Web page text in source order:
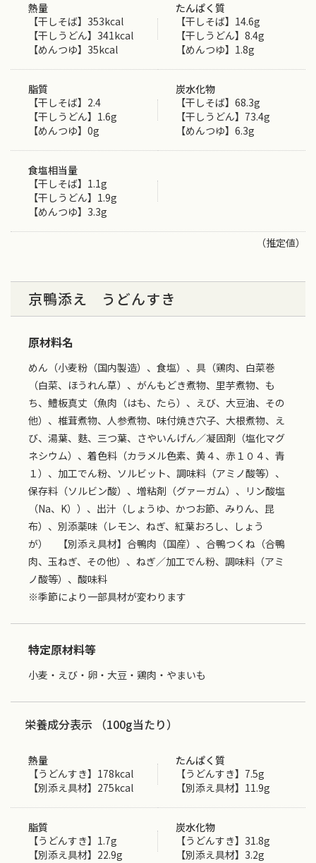
熱量
【干しそば】353kcal
【干しうどん】341kcal
【めんつゆ】35kcal
たんぱく質
【干しそば】14.6g
【干しうどん】8.4g
【めんつゆ】1.8g
脂質
【干しそば】2.4
【干しうどん】1.6g
【めんつゆ】0g
炭水化物
【干しそば】68.3g
【干しうどん】73.4g
【めんつゆ】6.3g
食塩相当量
【干しそば】1.1g
【干しうどん】1.9g
【めんつゆ】3.3g
（推定値）
京鴨添え うどんすき
原材料名
めん（小麦粉（国内製造）、食塩）、具（鶏肉、白菜巻
（白菜、ほうれん草）、がんもどき煮物、里芋煮物、も
ち、鱧板真丈（魚肉（はも、たら）、えび、大豆油、その
他）、椎茸煮物、人参煮物、味付焼き穴子、大根煮物、え
び、湯葉、麩、三つ葉、さやいんげん／凝固剤（塩化マグ
ネシウム）、着色料（カラメル色素、黄４、赤１０４、青
１）、加工でん粉、ソルビット、調味料（アミノ酸等）、
保存料（ソルビン酸）、増粘剤（グァーガム）、リン酸塩
（Na、K））、出汁（しょうゆ、かつお節、みりん、昆
布）、別添薬味（レモン、ねぎ、紅葉おろし、しょう
が） 【別添え具材】合鴨肉（国産）、合鴨つくね（合鴨
肉、玉ねぎ、その他）、ねぎ／加工でん粉、調味料（アミ
ノ酸等）、酸味料
※季節により一部具材が変わります
特定原材料等
小麦・えび・卵・大豆・鶏肉・やまいも
栄養成分表示 （100g当たり）
熱量
【うどんすき】178kcal
【別添え具材】275kcal
たんぱく質
【うどんすき】7.5g
【別添え具材】11.9g
脂質
【うどんすき】1.7g
【別添え具材】22.9g
炭水化物
【うどんすき】31.8g
【別添え具材】3.2g